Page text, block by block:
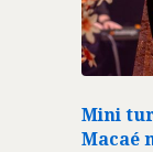
Mini
Macaé